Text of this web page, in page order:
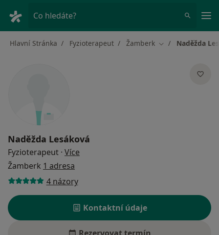
Co hledáte?
Hlavní Stránka Fyzioterapeut Žamberk Změna města
Naděžda
Naděžda Lesáková
Fyzioterapeut · Více
Žamberk 1 adresa
4 názory
Kontaktní údaje